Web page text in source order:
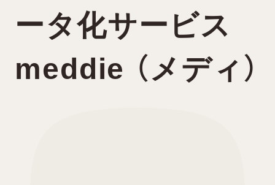
ータ化サービス
meddie （メディ）